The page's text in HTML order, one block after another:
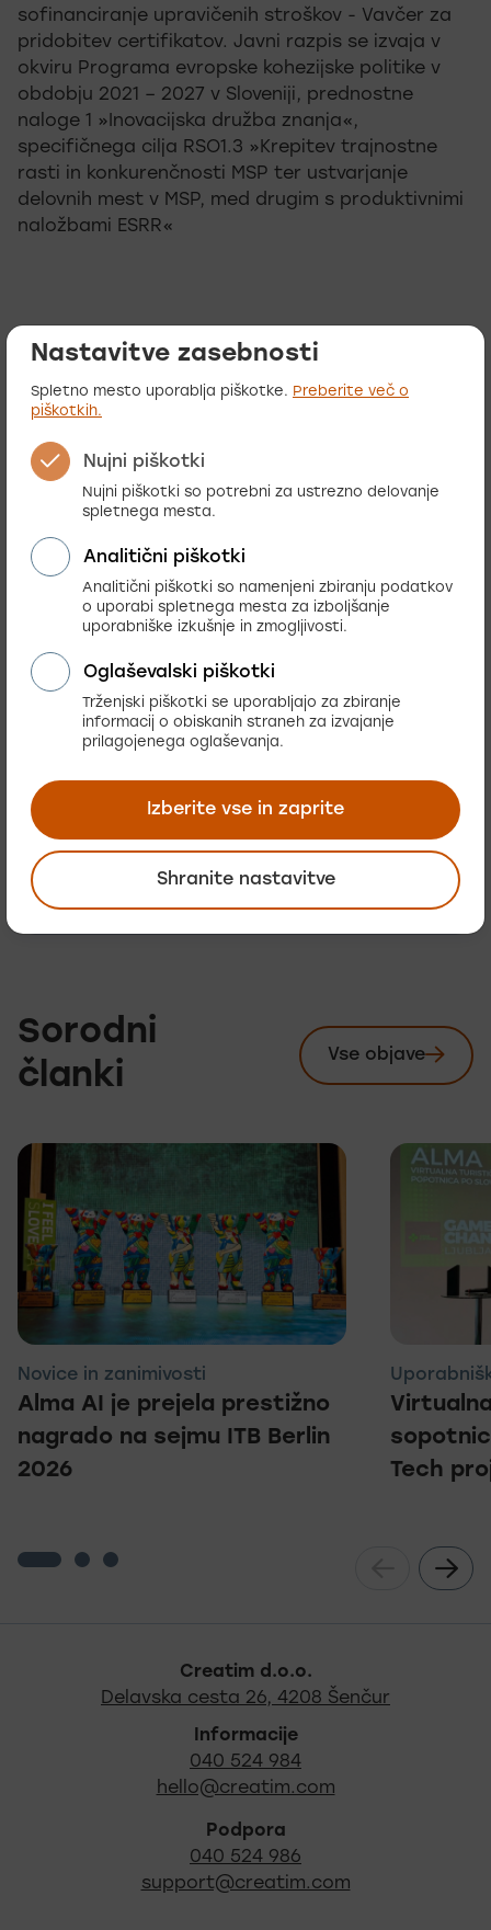
sofinanciranje upravičenih stroškov - Vavčer za
pridobitev certifikatov. Javni razpis se izvaja v
okviru Programa evropske kohezijske politike v
obdobju 2021 – 2027 v Sloveniji, prednostne
naloge 1 »Inovacijska družba znanja«,
specifičnega cilja RSO1.3 »Krepitev trajnostne
rasti in konkurenčnosti MSP ter ustvarjanje
delovnih mest v MSP, med drugim s produktivnimi
naložbami ESRR«
Praktična znanja,
nasveti in novice v
vašemnabiralniku
E-poštni naslov (obvezno)
Sorodni
članki
Preglej
Vse objave
Novice in zanimivosti
Alma AI je prejela prestižno
nagrado na sejmu ITB Berlin
2026
Tech
Noga strani - hitre
Creatim d.o.o.
Delavska cesta 26, 4208 Šenčur
Informacije
040 524 984
hello@creatim.com
Podpora
040 524 986
support@creatim.com
Nastavitve zasebnosti
Spletno mesto uporablja piškotke. Preberite več o
piškotkih.
Nujni piškotki
Nujni piškotki so potrebni za ustrezno delovanje
spletnega mesta.
Analitični piškotki
Analitični piškotki so namenjeni zbiranju podatkov
o uporabi spletnega mesta za izboljšanje
uporabniške izkušnje in zmogljivosti.
Oglaševalski piškotki
Trženjski piškotki se uporabljajo za zbiranje
informacij o obiskanih straneh za izvajanje
prilagojenega oglaševanja.
Izberite vse in zaprite
Shranite nastavitve